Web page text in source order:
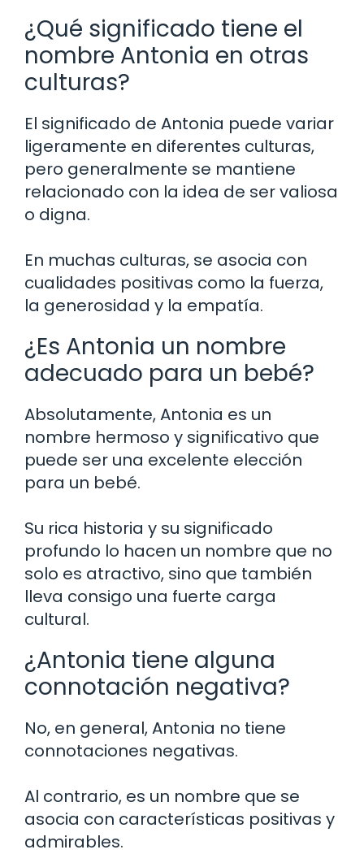
¿Qué significado tiene el
nombre Antonia en otras
culturas?
El significado de Antonia puede variar
ligeramente en diferentes culturas,
pero generalmente se mantiene
relacionado con la idea de ser valiosa
o digna.
En muchas culturas, se asocia con
cualidades positivas como la fuerza,
la generosidad y la empatía.
¿Es Antonia un nombre
adecuado para un bebé?
Absolutamente, Antonia es un
nombre hermoso y significativo que
puede ser una excelente elección
para un bebé.
Su rica historia y su significado
profundo lo hacen un nombre que no
solo es atractivo, sino que también
lleva consigo una fuerte carga
cultural.
¿Antonia tiene alguna
connotación negativa?
No, en general, Antonia no tiene
connotaciones negativas.
Al contrario, es un nombre que se
asocia con características positivas y
admirables.